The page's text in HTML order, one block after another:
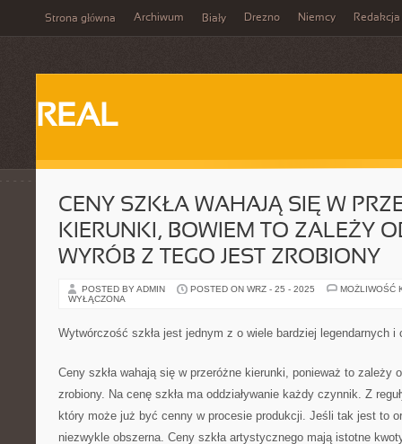
Strona główna Archiwum Biały Drezno Niemcy Redakcja
REAL
CENY SZKŁA WAHAJĄ SIĘ W
KIERUNKI, BOWIEM TO ZALEŻY
WYRÓB Z TEGO JEST ZROBIONY
POSTED BY ADMIN POSTED ON WRZ - 25 - 2025
MOŻLIWOŚĆ
WYŁĄCZONA
Wytwórczość szkła jest jednym z o wiele bardziej legendarnych i
Ceny szkła wahają się w przeróżne kierunki, ponieważ to zależy
zrobiony. Na cenę szkła ma oddziaływanie każdy czynnik. Z
który może już być cenny w procesie produkcji. Jeśli tak jest to
niezwykle obszerna. Ceny szkła artystycznego mają istotne